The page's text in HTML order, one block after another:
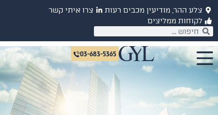
צלע ההר, מודיעין מכבים רעות
צרו איתי קשר
לקוחות ממליצים
03-683-5365